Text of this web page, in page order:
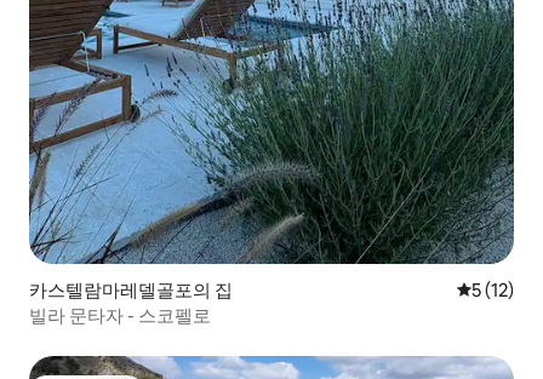
카스텔람마레델골포의 집 평점 5점
5 (12)
빌라 문타자 - 스코펠로